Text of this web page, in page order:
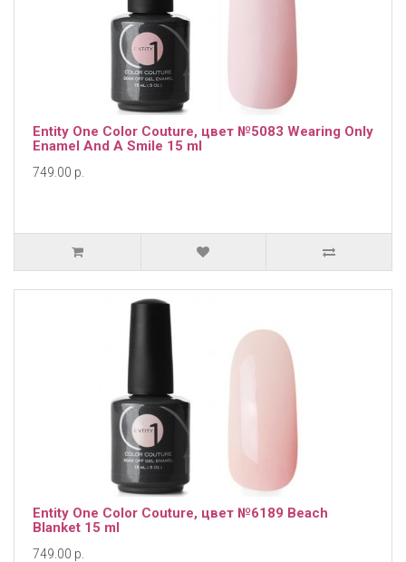
Entity One Color Couture, цвет №5083 Wearing Only
Enamel And A Smile 15 ml
749.00 р.
Entity One Color Couture, цвет №6189 Beach
Blanket 15 ml
749.00 р.